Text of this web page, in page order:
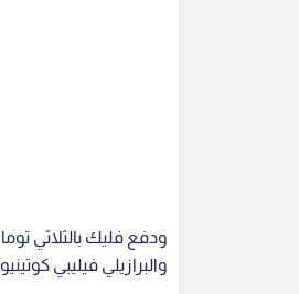
ودفع فليك بالثلاثي
والبرازيلي فيليبي